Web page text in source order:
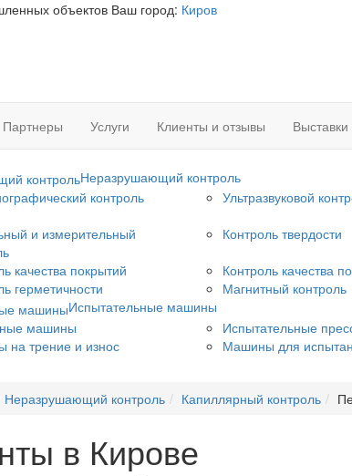
объектов Ваш город: Киров
Партнеры Услуги Клиенты и отзывы Выставки
Неразрушающий контроль
контроль
Ультразвуковой
и измерительный
Контроль твердости
качества покрытий
Контроль качества
герметичности
Магнитный контроль
Испытательные машины
машины
Испытательные
на трение и износ
Машины для
Неразрушающий контроль Капиллярный контроль
в Кирове